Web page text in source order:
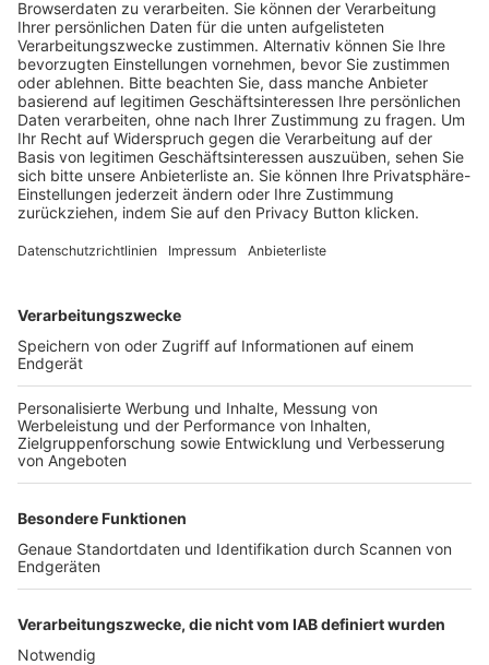
Trainerausbildung
Schulungsangebot Vereinsmitarbeiter
BFV-Geschäftsstellen
Trainerbörse
Login SpielPlus
FOLGE DEM BFV
TOP-VEREINE
TOP-PARTNER